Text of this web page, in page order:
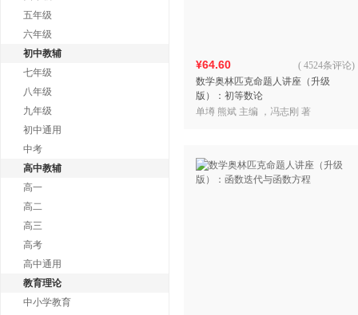
五年级
六年级
初中教辅
七年级
八年级
九年级
初中通用
中考
高中教辅
高一
高二
高三
高考
高中通用
教育理论
中小学教育
¥64.60
数学奥林匹克命题人讲座（升级
版）：初等数论
( 4524条评论)
单墫 熊斌 主编 ，冯志刚 著